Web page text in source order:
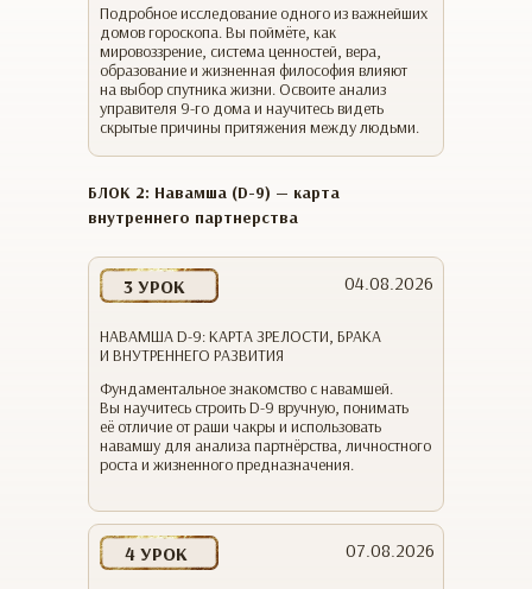
07.08.2026
4 УРОК
Фундаментальное знакомство с навамшей.
Вы научитесь строить D-9 вручную, понимать
её отличие от раши чакры и использовать
навамшу для анализа партнёрства, личностного
роста и жизненного предназначения.
НАВАМША D-9: КАРТА ЗРЕЛОСТИ, БРАКА
И ВНУТРЕННЕГО РАЗВИТИЯ
04.08.2026
3 УРОК
БЛОК 2: Навамша (D-9) — карта
внутреннего партнерства
Подробное исследование одного из важнейших
домов гороскопа. Вы поймёте, как
мировоззрение, система ценностей, вера,
образование и жизненная философия влияют
на выбор спутника жизни. Освоите анализ
управителя 9-го дома и научитесь видеть
скрытые причины притяжения между людьми.